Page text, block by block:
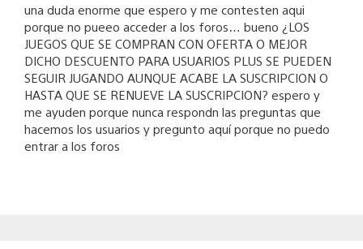
una duda enorme que espero y me contesten aqui
porque no pueeo acceder a los foros… bueno ¿LOS
JUEGOS QUE SE COMPRAN CON OFERTA O MEJOR
DICHO DESCUENTO PARA USUARIOS PLUS SE PUEDEN
SEGUIR JUGANDO AUNQUE ACABE LA SUSCRIPCION O
HASTA QUE SE RENUEVE LA SUSCRIPCION? espero y
me ayuden porque nunca respondn las preguntas que
hacemos los usuarios y pregunto aquí porque no puedo
entrar a los foros